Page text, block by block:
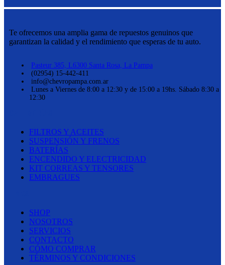
Te ofrecemos una amplia gama de repuestos genuinos que
garantizan la calidad y el rendimiento que esperas de tu auto.
Pasteur 385, L6300 Santa Rosa, La Pampa
(02954) 15-442-411
info@chevropampa.com.ar
Lunes a Viernes de 8:00 a 12:30 y de 15:00 a 19hs. Sábado 8:30 a
12:30
FILTROS Y ACEITES
SUSPENSIÓN Y FRENOS
BATERÍAS
ENCENDIDO Y ELECTRICIDAD
KIT CORREAS Y TENSORES
EMBRAGUES
SHOP
NOSOTROS
SERVICIOS
CONTACTO
CÓMO COMPRAR
TÉRMINOS Y CONDICIONES